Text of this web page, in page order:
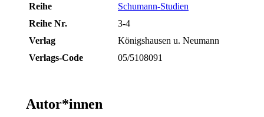
Reihe
Schumann-Studien
Reihe Nr.
3-4
Verlag
Königshausen u. Neumann
Verlags-Code
05/5108091
Autor*innen